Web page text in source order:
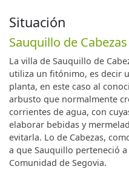
Situación
Sauquillo de Cabezas
La villa de Sauquillo de
utiliza un fitónimo, es decir
planta, en este caso al
arbusto que normalmente
corrientes de agua, con
elaborar bebidas y
evitarla. Lo de Cabezas,
a que Sauquillo perteneció
Comunidad de Segovia.